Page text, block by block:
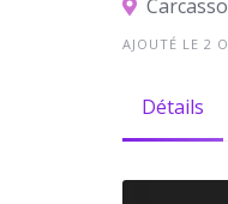
AJOUTÉ LE 2
Détails